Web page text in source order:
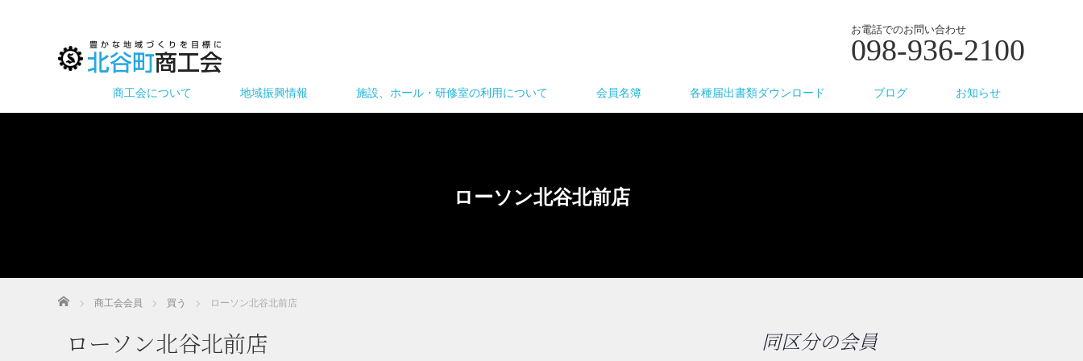
お電話でのお問い合わせ
098-936-2100
商工会について 地域振興情報 施設、ホール・研修室の利用について 会員名簿 各種届出書類ダウンロード ブログ お知らせ
ローソン北谷北前店
ホーム 商工会会員 買う ローソン北谷北前店
ローソン北谷北前店 同区分の会員